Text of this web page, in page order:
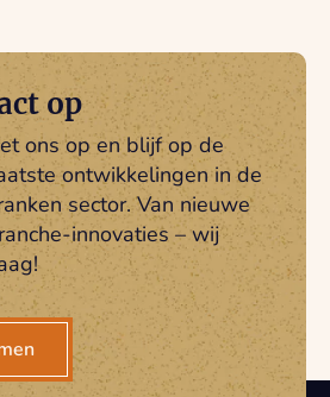
op
ons op en blijf op de
ontwikkelingen in de
sector. Van nieuwe
innovaties – wij